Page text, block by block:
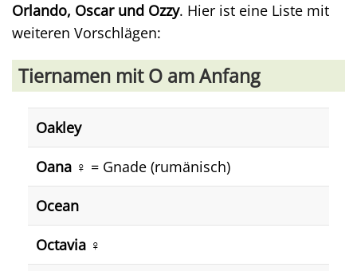
Orlando, Oscar und Ozzy. Hier ist eine Liste mit
weiteren Vorschlägen:
Tiernamen mit O am Anfang
Oakley
Oana ♀️ = Gnade (rumänisch)
Ocean
Octavia ♀️